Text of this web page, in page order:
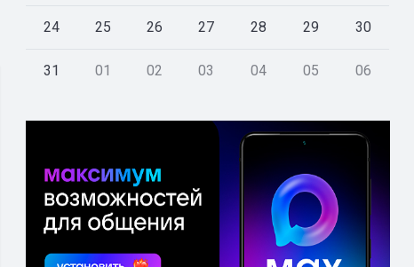
24 25 26 27 28 29 30
31 01 02 03 04 05 06